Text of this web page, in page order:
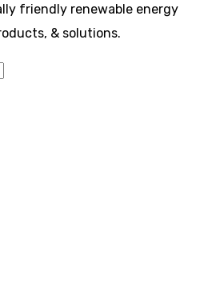
friendly renewable energy
& solutions.